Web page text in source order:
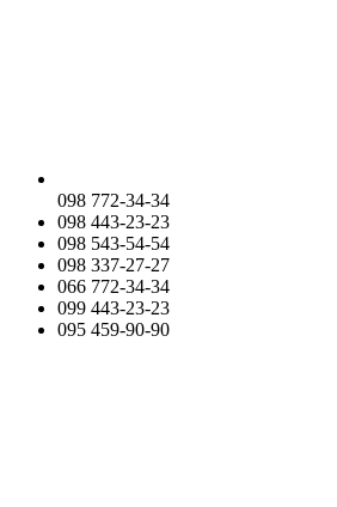
098 772-34-34
098 443-23-23
098 543-54-54
098 337-27-27
066 772-34-34
099 443-23-23
095 459-90-90